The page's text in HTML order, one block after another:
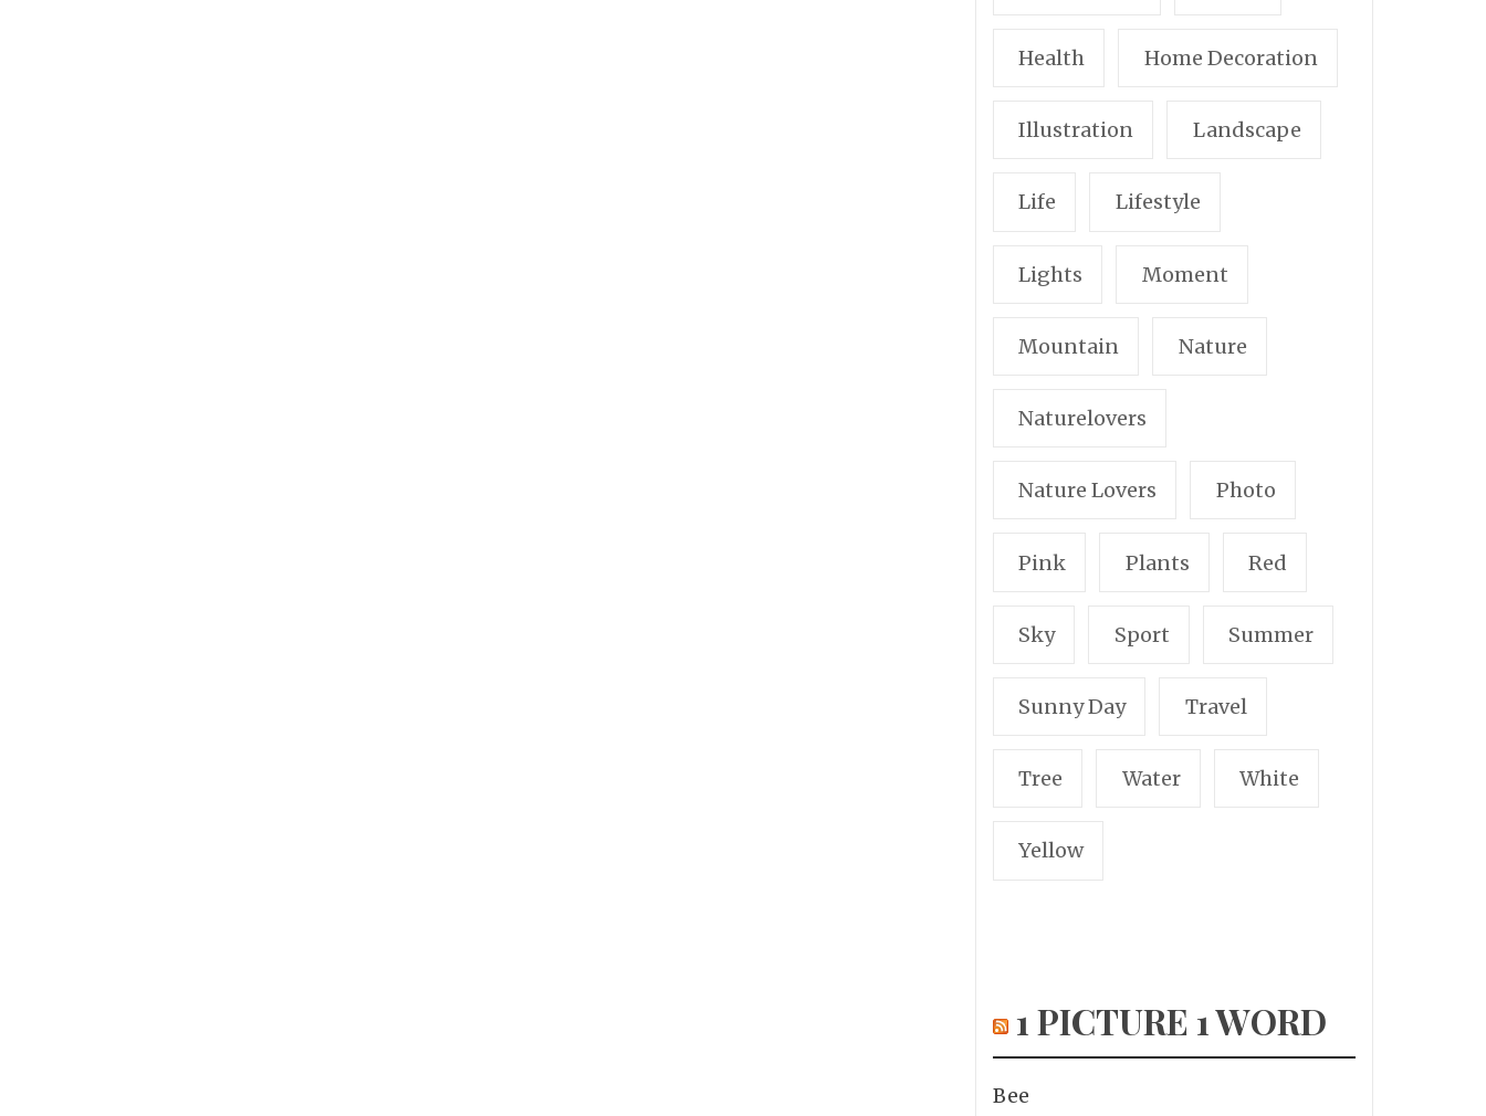
Health Home Decoration
Illustration Landscape
Life Lifestyle
Lights Moment
Mountain Nature
Naturelovers
Nature Lovers Photo
Pink Plants Red
Sky Sport Summer
Sunny Day Travel
Tree Water White
Yellow
1 PICTURE 1 WORD
Bee